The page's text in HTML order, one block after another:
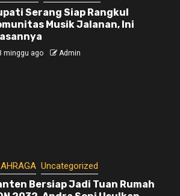
Serang Siap Rangkul
Musik Jalanan, Ini
minggu ago Admin
Uncategorized
Bersiap Jadi Tuan Rumah